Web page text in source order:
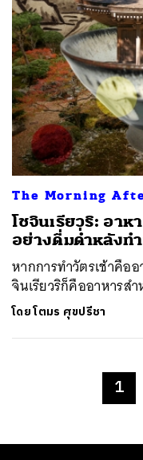
The Morning
โชจินเรียวริ: อาห
อย่างดื่มด่ำหลังท
หากการทำวัตรเช้าคือ
จินเรียวริก็คืออาหารส
โดยโตมร ศุขปรีชา
1